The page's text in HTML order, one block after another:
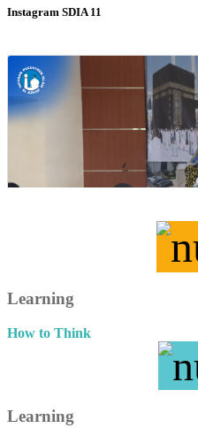
Instagram SDIA 11
Learning
How to Think
Learning